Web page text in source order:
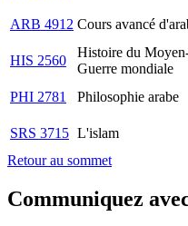
ARB 4912 Cours avancé
HIS 2560
Histoire du
Guerre mondiale
PHI 2781
Philosophie arabe
SRS 3715 L'islam
Retour au sommet
Communiquez